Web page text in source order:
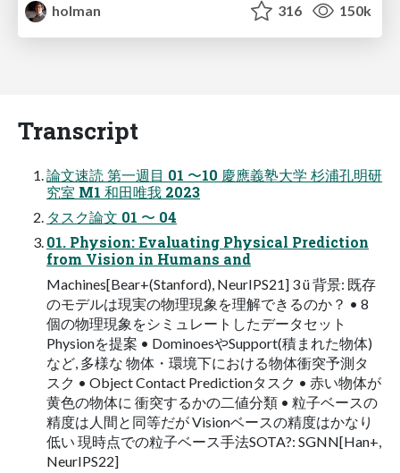
holman
316 150k
Transcript
論⽂速読 第⼀週⽬ 01 〜10 慶應義塾⼤学 杉浦孔明研
究室 M1 和⽥唯我 2023
タスク論⽂ 01 〜 04
01. Physion: Evaluating Physical Prediction
from Vision in Humans and
Machines[Bear+(Stanford), NeurIPS21] 3 ü 背景: 既存
のモデルは現実の物理現象を理解できるのか？ • 8
個の物理現象をシミュレートしたデータセット
Physionを提案 • DominoesやSupport(積まれた物体)
など, 多様な 物体・環境下における物体衝突予測タ
スク • Object Contact Predictionタスク • ⾚い物体が
⻩⾊の物体に 衝突するかの⼆値分類 • 粒⼦ベースの
精度は⼈間と同等だが Visionベースの精度はかなり
低い 現時点での粒⼦ベース⼿法SOTA?: SGNN[Han+,
NeurIPS22]